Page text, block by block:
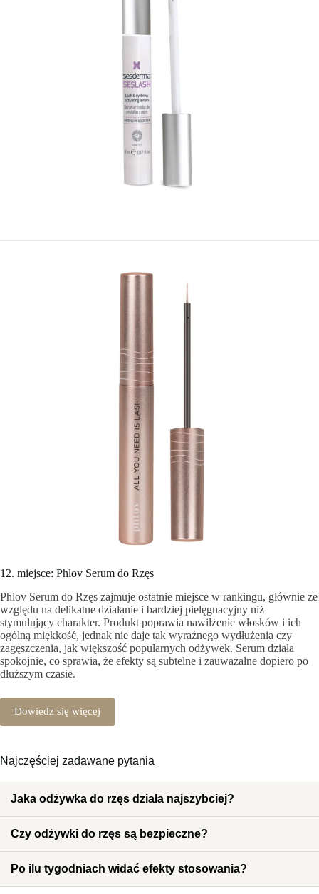
12. miejsce: Phlov Serum do Rzęs
Phlov Serum do Rzęs zajmuje ostatnie miejsce w rankingu, głównie ze
względu na delikatne działanie i bardziej pielęgnacyjny niż
stymulujący charakter. Produkt poprawia nawilżenie włosków i ich
ogólną miękkość, jednak nie daje tak wyraźnego wydłużenia czy
zagęszczenia, jak większość popularnych odżywek. Serum działa
spokojnie, co sprawia, że efekty są subtelne i zauważalne dopiero po
dłuższym czasie.
Dowiedz się więcej
Najczęściej zadawane pytania
Jaka odżywka do rzęs działa najszybciej?
Czy odżywki do rzęs są bezpieczne?
Po ilu tygodniach widać efekty stosowania?